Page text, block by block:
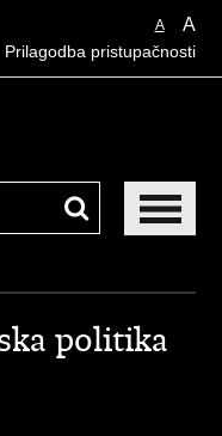
A A
Prilagodba pristupačnosti
politika